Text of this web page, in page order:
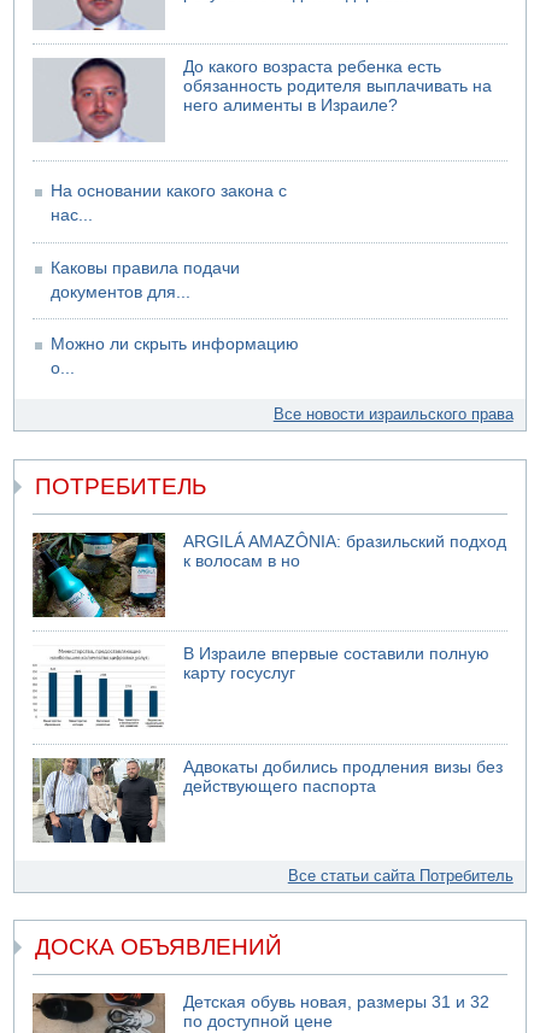
Саудовская Аравия сообщает о нападении хуситов
До какого возраста ребенка есть
обязанность родителя выплачивать на
него алименты в Израиле?
На основании какого закона с
нас...
Каковы правила подачи
документов для...
Можно ли скрыть информацию
о...
Все новости израильского права
ПОТРЕБИТЕЛЬ
ARGILÁ AMAZÔNIA: бразильский подход
к волосам в но
В Израиле впервые составили полную
карту госуслуг
Адвокаты добились продления визы без
действующего паспорта
Все статьи сайта Потребитель
ДОСКА ОБЪЯВЛЕНИЙ
Детская обувь новая, размеры 31 и 32
по доступной цене